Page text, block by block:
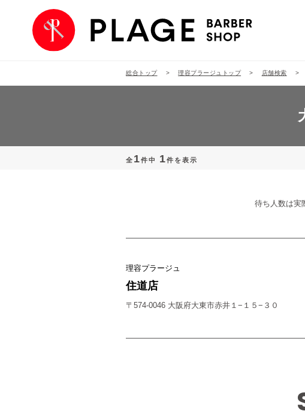
総合トップ 理容プラージュトップ 店舗検索
全 1件中 1件を表示
待ち人数は実
理容プラージュ
住道店
〒574-0046 大阪府大東市赤井１−１５−３０